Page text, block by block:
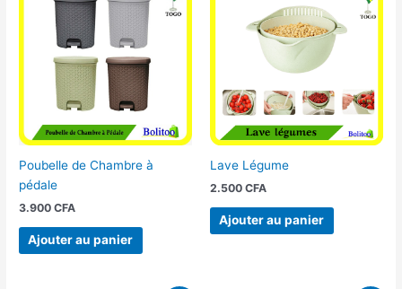
Poubelle de Chambre à
pédale
3.900CFA
Ajouter au panier
Lave Légume
2.500 CFA
Ajouter au panier